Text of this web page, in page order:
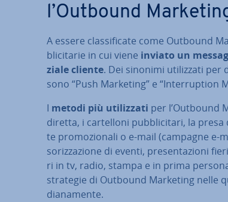
l’Outbound
A essere clas­si­fi­ca­te come Outbound
bli­ci­ta­rie in cui viene inviato un
zia­le cliente. Dei sinonimi uti­liz­za­ti per
sono “Push Marketing” e “In­ter­rup­tion
I metodi più uti­liz­za­ti per l’Outbound
diretta, i car­tel­lo­ni pub­bli­ci­ta­ri, la
te pro­mo­zio­na­li o e-mail (campagne e-
so­riz­za­zio­ne di eventi, pre­sen­ta­zio­ni
ri in tv, radio, stampa e in prima
strategie di Outbound Marketing
dia­na­men­te.